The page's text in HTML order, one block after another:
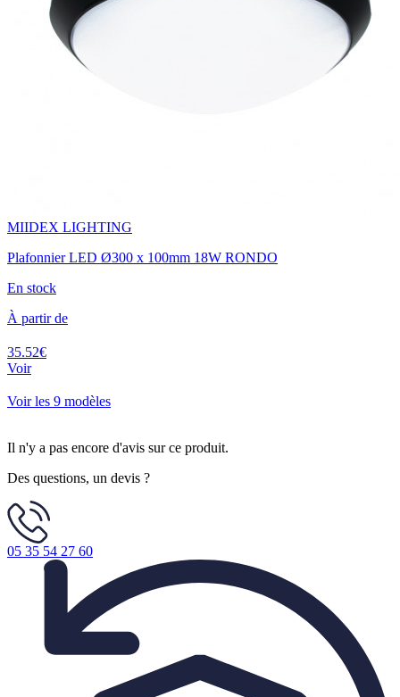
MIIDEX LIGHTING
Plafonnier LED Ø300 x 100mm 18W RONDO
En stock
À partir de
35.52€
Voir
Voir les 9 modèles
Il n'y a pas encore d'avis sur ce produit.
Des questions, un devis ?
05 35 54 27 60